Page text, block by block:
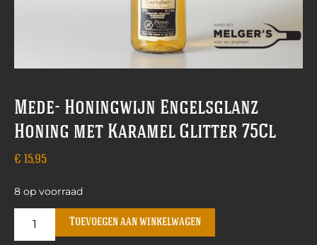
Mede- Honingwijn Engelsglanz
Honing met Karamel Glitter 75Cl
€ 15,95
8 op voorraad
Toevoegen aan winkelwagen